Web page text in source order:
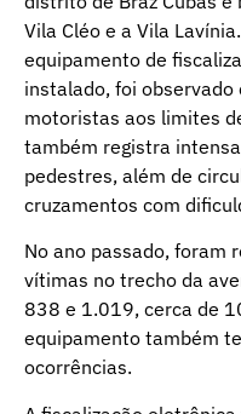
Vila Cléo e a Vila
equipamento de
instalado, foi
motoristas aos limites
também registra
pedestres, além de
cruzamentos com
No ano passado, foram
vítimas no trecho da
838 e 1.019, cerca de
equipamento também
ocorrências.